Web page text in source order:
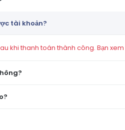
tài khoản?
khi thanh toán thành công. Bạn